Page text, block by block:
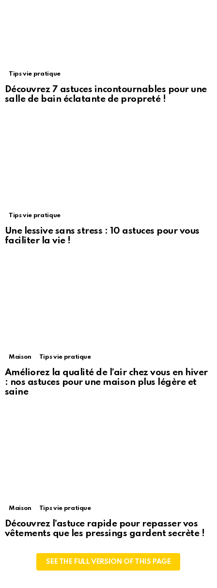
Tips vie pratique
Découvrez 7 astuces incontournables pour une
salle de bain éclatante de propreté !
Tips vie pratique
Une lessive sans stress : 10 astuces pour vous
faciliter la vie !
Maison Tips vie pratique
Améliorez la qualité de l’air chez vous en hiver
: nos astuces pour une maison plus légère et
saine
Maison Tips vie pratique
Découvrez l’astuce rapide pour repasser vos
vêtements que les pressings gardent secrète !
SEE THE FULL VERSION OF THIS PAGE